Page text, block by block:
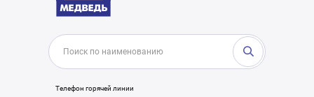
Телефон горячей линии